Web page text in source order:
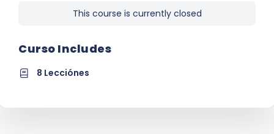
This course is currently closed
Curso Includes
8 Lecciónes